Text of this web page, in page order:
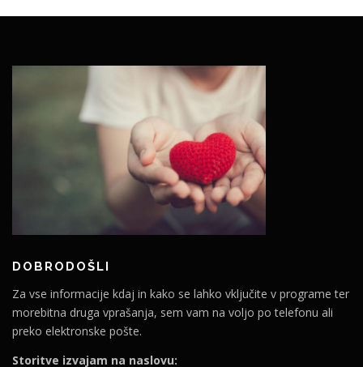
DOBRODOŠLI
Za vse informacije kdaj in kako se lahko vključite v programe ter
morebitna druga vprašanja, sem vam na voljo po telefonu ali
preko elektronske pošte.
Storitve izvajam na naslovu: